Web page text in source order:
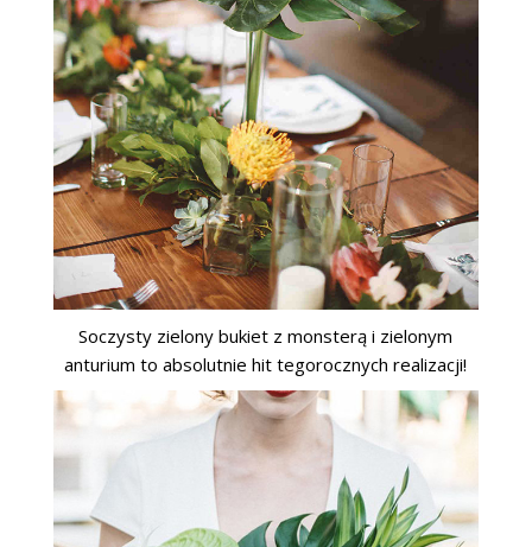
Soczysty zielony bukiet z monsterą i zielonym
anturium to absolutnie hit tegorocznych realizacji!